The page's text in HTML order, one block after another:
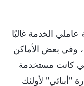
الخدمة غالبًا
وفي بعض الأماكن
كانت مستخدمة
"أبنائي" لأولئك